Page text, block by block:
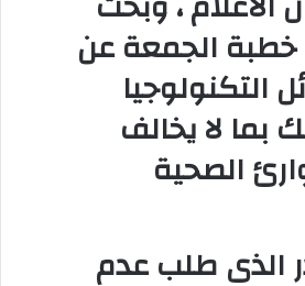
خطبة الجمعة عن
التكنولوجيا
بما لا يخالف
الصحية
الذى طلب عدم